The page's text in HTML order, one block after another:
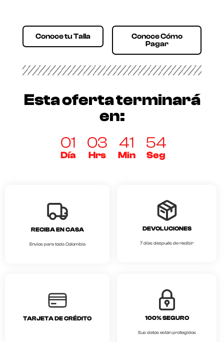
Conoce tu Talla
Conoce Cómo
Pagar
Esta oferta terminará
en:
01
Día
03
Hrs
41
Min
54
Seg
RECIBA EN CASA
Envios para toda Colombia
DEVOLUCIONES
7 días después de recibir
TARJETA DE CRÉDITO 100% SEGURO
Sus datos están protegidos